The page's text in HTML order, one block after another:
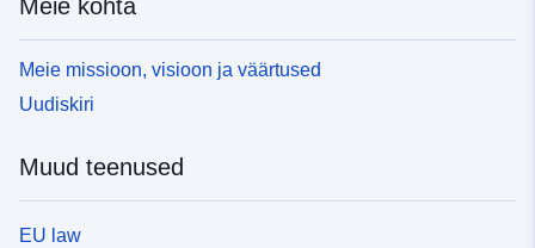
Meie kohta
Meie missioon, visioon ja väärtused
Uudiskiri
Muud teenused
EU law